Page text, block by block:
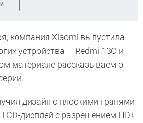
компания Xiaomi выпустила
устройства — Redmi 13C и
материале рассказываем о
дизайн с плоскими гранями
дисплей с разрешением HD+